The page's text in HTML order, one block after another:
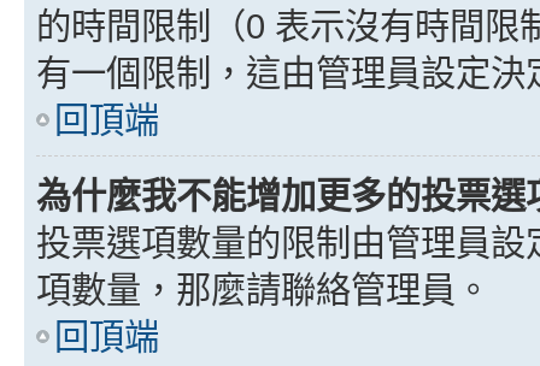
的時間限制（0 表示沒有時間限
有一個限制，這由管理員設定決
回頂端
為什麼我不能增加更多的投票選
投票選項數量的限制由管理員
項數量，那麼請聯絡管理員。
回頂端